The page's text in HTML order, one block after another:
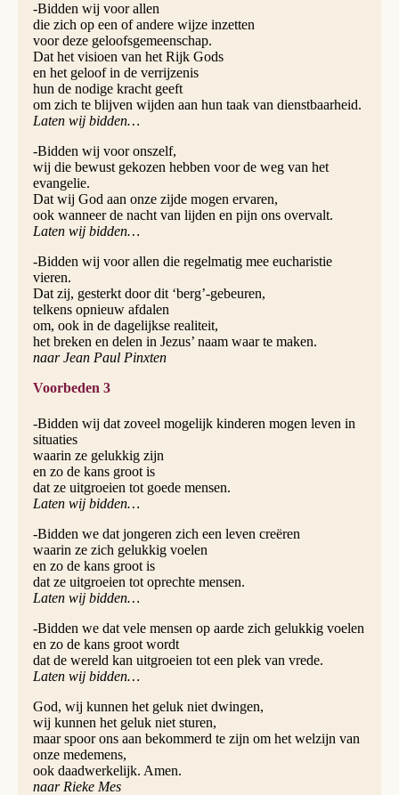
-Bidden wij voor allen
die zich op een of andere wijze inzetten
voor deze geloofsgemeenschap.
Dat het visioen van het Rijk Gods
en het geloof in de verrijzenis
hun de nodige kracht geeft
om zich te blijven wijden aan hun taak van dienstbaarheid.
Laten wij bidden…
-Bidden wij voor onszelf,
wij die bewust gekozen hebben voor de weg van het
evangelie.
Dat wij God aan onze zijde mogen ervaren,
ook wanneer de nacht van lijden en pijn ons overvalt.
Laten wij bidden…
-Bidden wij voor allen die regelmatig mee eucharistie
vieren.
Dat zij, gesterkt door dit ‘berg’-gebeuren,
telkens opnieuw afdalen
om, ook in de dagelijkse realiteit,
het breken en delen in Jezus’ naam waar te maken.
naar Jean Paul Pinxten
Voorbeden 3
-Bidden wij dat zoveel mogelijk kinderen mogen leven in
situaties
waarin ze gelukkig zijn
en zo de kans groot is
dat ze uitgroeien tot goede mensen.
Laten wij bidden…
-Bidden we dat jongeren zich een leven creëren
waarin ze zich gelukkig voelen
en zo de kans groot is
dat ze uitgroeien tot oprechte mensen.
Laten wij bidden…
-Bidden we dat vele mensen op aarde zich gelukkig voelen
en zo de kans groot wordt
dat de wereld kan uitgroeien tot een plek van vrede.
Laten wij bidden…
God, wij kunnen het geluk niet dwingen,
wij kunnen het geluk niet sturen,
maar spoor ons aan bekommerd te zijn om het welzijn van
onze medemens,
ook daadwerkelijk. Amen.
naar Rieke Mes